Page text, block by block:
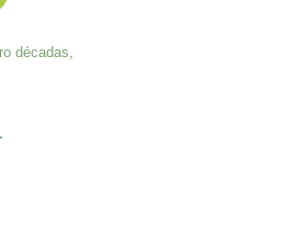
décadas,